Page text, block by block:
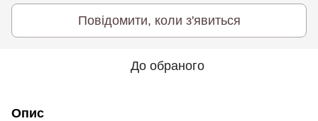
Повідомити, коли з'явиться
До обраного
Опис